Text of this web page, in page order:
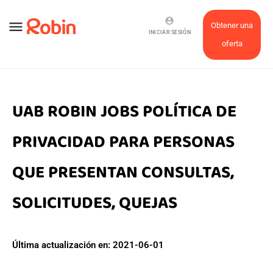
menu
Obtener una
oferta
account_circle
INICIAR SESIÓN
UAB ROBIN JOBS POLÍTICA DE
PRIVACIDAD PARA PERSONAS
QUE PRESENTAN CONSULTAS,
SOLICITUDES, QUEJAS
Última actualización en: 2021-06-01